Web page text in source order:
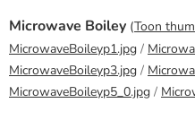
Microwave Boiley (Toon
MicrowaveBoileyp1.jpg /
MicrowaveBoileyp3.jpg /
MicrowaveBoileyp5_0.jpg /